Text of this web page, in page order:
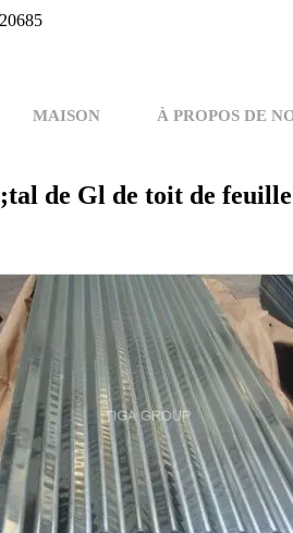
MAISON À PROPOS DE
de Gl de toit de feuille